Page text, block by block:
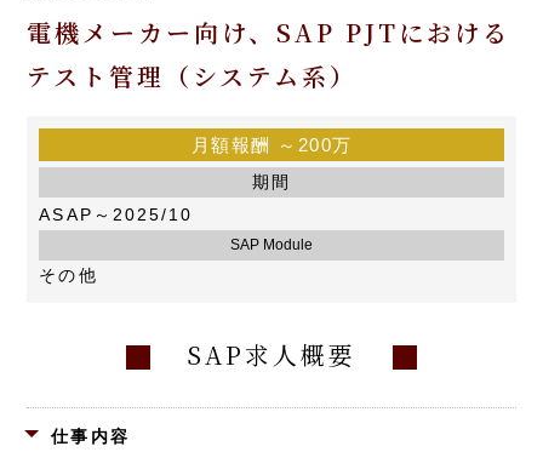
電機メーカー向け、SAP PJTにおける
テスト管理（システム系）
月額報酬 ～200万
期間
ASAP～2025/10
SAP Module
その他
SAP求人概要
仕事内容